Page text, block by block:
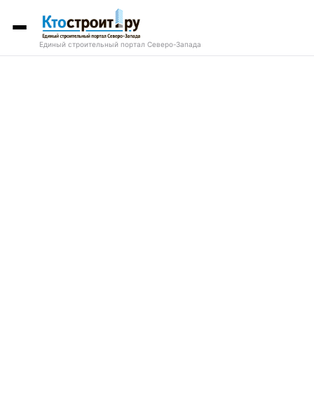
Единый строительный портал Северо-Запада